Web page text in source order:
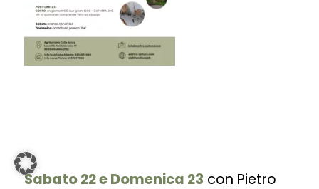
Sabato 22 e Domenica 23 con Pietro